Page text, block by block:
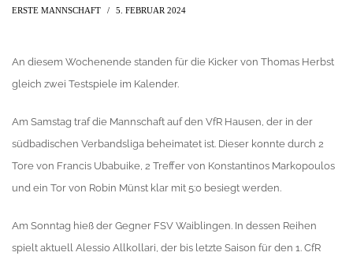
ERSTE MANNSCHAFT 5. FEBRUAR 2024
An diesem Wochenende standen für die Kicker von Thomas Herbst
gleich zwei Testspiele im Kalender.
Am Samstag traf die Mannschaft auf den VfR Hausen, der in der
südbadischen Verbandsliga beheimatet ist. Dieser konnte durch 2
Tore von Francis Ubabuike, 2 Treffer von Konstantinos Markopoulos
und ein Tor von Robin Münst klar mit 5:0 besiegt werden.
Am Sonntag hieß der Gegner FSV Waiblingen. In dessen Reihen
spielt aktuell Alessio Allkollari, der bis letzte Saison für den 1. CfR